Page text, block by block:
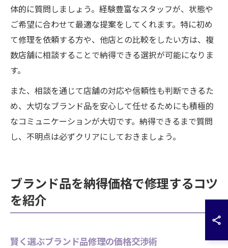
体的に質問しましょう。経験豊富なスタッフが、状態や
ご希望に合わせて最適な提案をしてくれます。特に初め
て修理を依頼する方や、他店との比較をしたい方は、複
数店舗に相談することで納得できる選択が可能になりま
す。
また、相談を通じて店舗の対応や信頼性も判断できるた
め、大切なブランド品を安心して任せるためにも積極的
なコミュニケーションが大切です。納得できるまで質問
し、不明点は必ずクリアにしておきましょう。
ブランド品を納得価格で修理するコツ
を紹介
賢く選ぶブランド品修理の価格交渉術